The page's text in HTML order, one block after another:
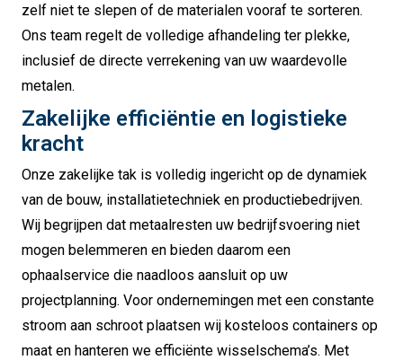
zelf niet te slepen of de materialen vooraf te sorteren.
Ons team regelt de volledige afhandeling ter plekke,
inclusief de directe verrekening van uw waardevolle
metalen.
Zakelijke efficiëntie en logistieke
kracht
Onze zakelijke tak is volledig ingericht op de dynamiek
van de bouw, installatietechniek en productiebedrijven.
Wij begrijpen dat metaalresten uw bedrijfsvoering niet
mogen belemmeren en bieden daarom een
ophaalservice die naadloos aansluit op uw
projectplanning. Voor ondernemingen met een constante
stroom aan schroot plaatsen wij kosteloos containers op
maat en hanteren we efficiënte wisselschema’s. Met